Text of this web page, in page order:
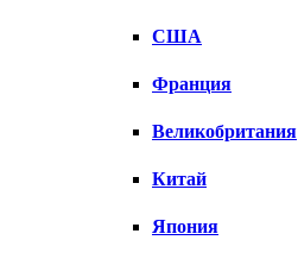
США
Франция
Великобритания
Китай
Япония